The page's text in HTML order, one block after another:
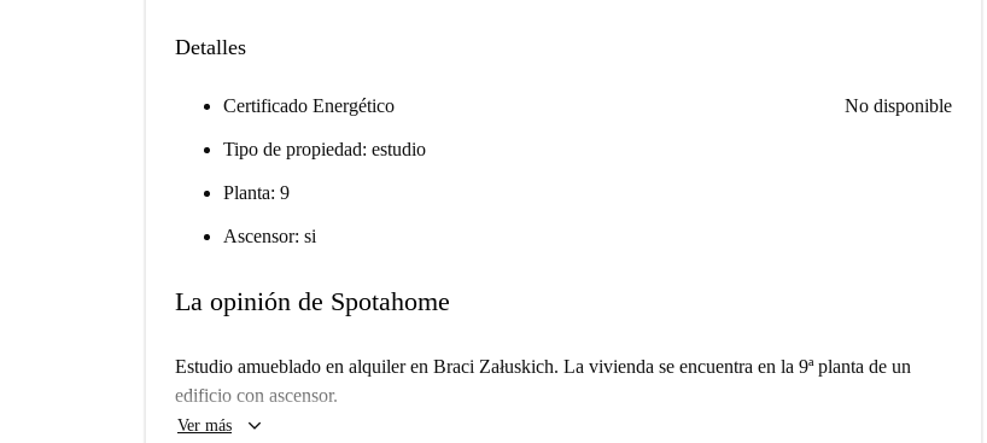
Detalles
Certificado Energético No disponible
Tipo de propiedad: estudio
Planta: 9
Ascensor: si
La opinión de Spotahome
Estudio amueblado en alquiler en Braci Załuskich. La vivienda se encuentra en la 9ª planta de un
edificio con ascensor.
Ver más keyboard_arrow_down